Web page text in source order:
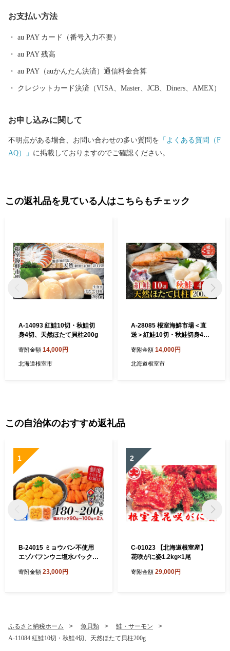
返還要求運動原点の地」として、これまで長きに渡り北方四島の
ない課題が非常に山積しています。 すこしづつまちの活性化を目
指し歩みを進めてまいりますので、今後の根室市にご注目くださ
お支払い方法
au PAY カード（番号入力不要）
au PAY 残高
au PAY（auかんたん決済）通信料金合算
クレジットカード決済（VISA、Master、JCB、Diners、AMEX）
お申し込みに関して
不明点がある場合、お問い合わせの多い質問を 「よくある質問（F
AQ）」 に掲載しておりますのでご確認ください。
この返礼品を見ている人はこちらもチェック
A-14093 紅鮭10切・秋鮭切
身4切、天然ほたて貝柱200g
寄附金額 14,000円
北海道根室市
A-28085 根室海鮮市場＜直
送＞紅鮭10切・秋鮭切身4
寄附金額 14,000円
北海道根室市
この自治体のおすすめ返礼品
1
B-24015 ミョウバン不使用
エゾバフンウニ塩水パック9
発送]
寄附金額 23,000円
2
C-01023 【北海道根室産】
花咲がに姿1.2kg×1尾
寄附金額 29,000円
ふるさと納税ホーム 魚貝類
鮭・サーモン
A-11084 紅鮭10切・秋鮭4切、天然ほたて貝柱200g